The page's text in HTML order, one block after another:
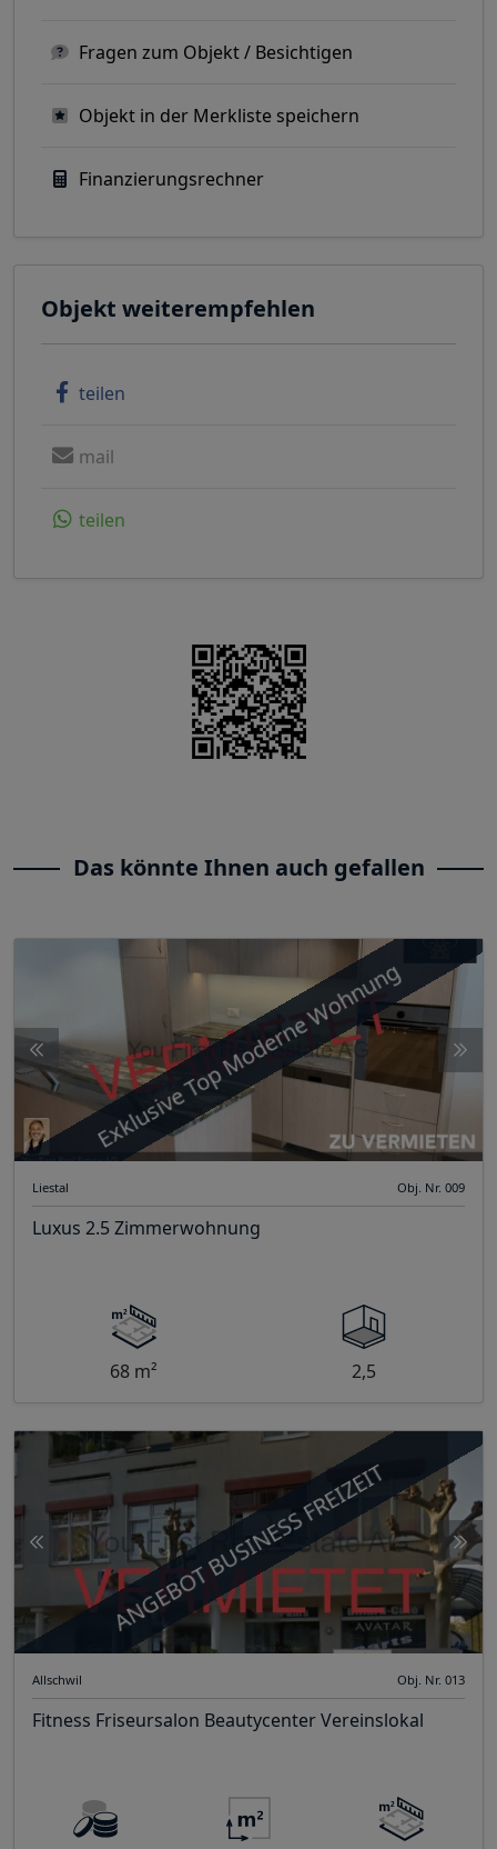
Fragen zum Objekt / Besichtigen
Objekt in der Merkliste speichern
Finanzierungsrechner
Objekt weiterempfehlen
teilen
mail
teilen
Das könnte Ihnen auch gefallen
Exklusive Top Moderne Wohnung
Liestal Obj. Nr. 009
Luxus 2.5 Zimmerwohnung
68 m² 2,5
ANGEBOT BUSINESS FREIZEIT
Allschwil Obj. Nr. 013
Fitness Friseursalon Beautycenter Vereinslokal